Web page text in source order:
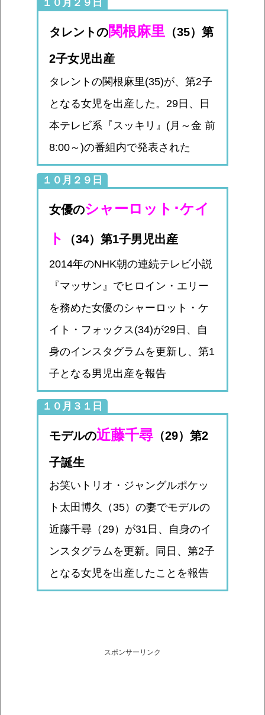
１０月２９日
タレントの関根麻里 （35）第
2子女児出産
タレントの関根麻里(35)が、第2子
となる女児を出産した。29日、日
本テレビ系『スッキリ』(月～金 前
8:00～)の番組内で発表された
１０月２９日
女優のシャーロット･ケイ
ト
（34）第1子男児出産
2014年のNHK朝の連続テレビ小説
『マッサン』でヒロイン・エリー
を務めた女優のシャーロット・ケ
イト・フォックス(34)が29日、自
身のインスタグラムを更新し、第1
子となる男児出産を報告
１０月３１日
モデルの近藤千尋 （29）第2
子誕生
お笑いトリオ・ジャングルポケッ
ト太田博久（35）の妻でモデルの
近藤千尋（29）が31日、自身のイ
ンスタグラムを更新。同日、第2子
となる女児を出産したことを報告
スポンサーリンク